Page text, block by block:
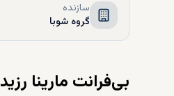
سازنده
گروه شوبا
بی‌فرانت مارینا